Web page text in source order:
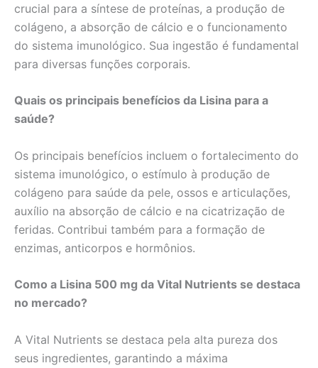
crucial para a síntese de proteínas, a produção de
colágeno, a absorção de cálcio e o funcionamento
do sistema imunológico. Sua ingestão é fundamental
para diversas funções corporais.
Quais os principais benefícios da Lisina para a
saúde?
Os principais benefícios incluem o fortalecimento do
sistema imunológico, o estímulo à produção de
colágeno para saúde da pele, ossos e articulações,
auxílio na absorção de cálcio e na cicatrização de
feridas. Contribui também para a formação de
enzimas, anticorpos e hormônios.
Como a Lisina 500 mg da Vital Nutrients se destaca
no mercado?
A Vital Nutrients se destaca pela alta pureza dos
seus ingredientes, garantindo a máxima